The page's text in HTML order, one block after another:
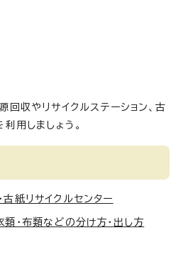
回収やリサイクルステーション、古
用しましょう。
古紙リサイクルセンター
類・布類などの分け方・出し方